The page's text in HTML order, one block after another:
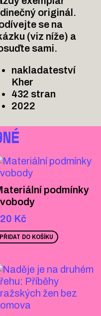
originál.
se na
(viz níže) a
sami.
nakladateství
Kher
432 stran
2022
podmínky
Kč
PŘIDAT DO KOŠÍKU